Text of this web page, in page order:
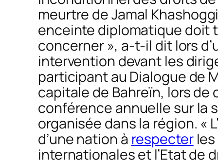
meurtre de Jamal
enceinte diplomatique doit
concerner », a-t-il dit lors
intervention devant les
participant au Dialogue de
capitale de Bahreïn, lors de
conférence annuelle sur la
organisée dans la région. «
d’une nation à respecterles
internationales et l’Etat de